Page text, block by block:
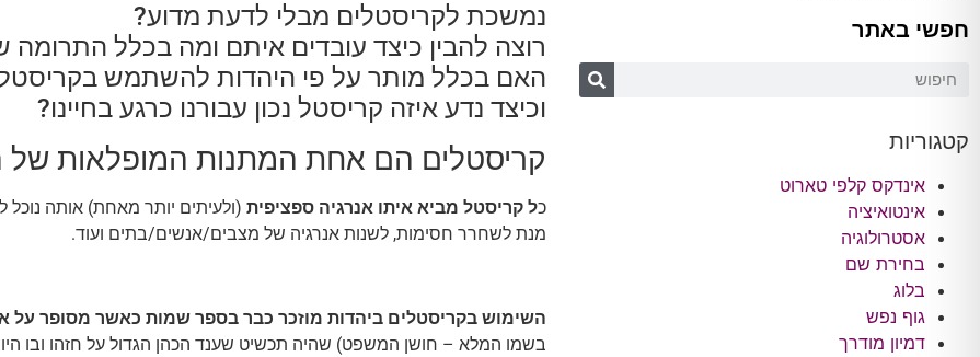
חפשי באתר
קטגוריות
אינדקס קלפי טארוט
אינטואיציה
אסטרולוגיה
בחירת שם
בלוג
גוף נפש
דמיון מודרך
נמשכת לקריסטלים מבלי לדעת מדוע?
רוצה להבין כיצד עובדים איתם ומה בכלל
האם בכלל מותר על פי היהדות להשתמש
וכיצד נדע איזה קריסטל נכון עבורנו כרגע בחיינו?
קריסטלים הם אחת המתנות המופלאות של
כל קריסטל מביא איתו אנרגיה ספציפית (ולעיתים יותר מאחת) אותה נוכל
מנת לשחרר חסימות, לשנות אנרגיה של מצבים/אנשים/בתים ועוד.
השימוש בקריסטלים ביהדות מוזכר כבר בספר שמות כאשר מסופר על
בשמו המלא – חושן המשפט) שהיה תכשיט שענד הכהן הגדול על חזהו ובו היו 12 קריסטלים (אחד לכל